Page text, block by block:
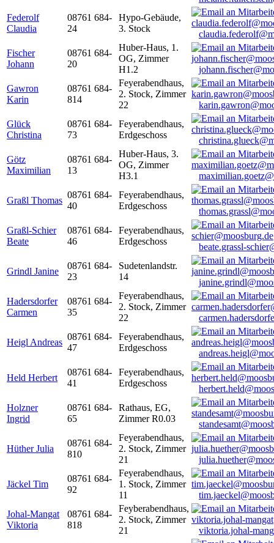
Federolf
Claudia
08761 684-
24
Hypo-Gebäude,
3. Stock
Fischer
Johann
08761 684-
20
Huber-Haus, 1.
OG, Zimmer
H1.2
Gawron
Karin
08761 684-
814
Feyerabendhaus,
2. Stock, Zimmer
22
Glück
Christina
08761 684-
73
Feyerabendhaus,
Erdgeschoss
Götz
Maximilian
08761 684-
13
Huber-Haus, 3.
OG, Zimmer
H3.1
Graßl Thomas
08761 684-
40
Feyerabendhaus,
Erdgeschoss
Graßl-Schier
Beate
08761 684-
46
Feyerabendhaus,
Erdgeschoss
beate.grassl-
Grindl Janine
08761 684-
23
Sudetenlandstr.
14
Hadersdorfer
Carmen
08761 684-
35
Feyerabendhaus,
2. Stock, Zimmer
22
Heigl Andreas
08761 684-
47
Feyerabendhaus,
Erdgeschoss
Held Herbert
08761 684-
41
Feyerabendhaus,
Erdgeschoss
Holzner
Ingrid
08761 684-
65
Rathaus, EG,
Zimmer R0.03
Hüther Julia
08761 684-
810
Feyerabendhaus,
2. Stock, Zimmer
21
Jäckel Tim
08761 684-
92
Feyerabendhaus,
1. Stock, Zimmer
11
Johal-Mangat
Viktoria
08761 684-
818
Feyberabendhaus,
2. Stock, Zimmer
21
viktoria.johal-